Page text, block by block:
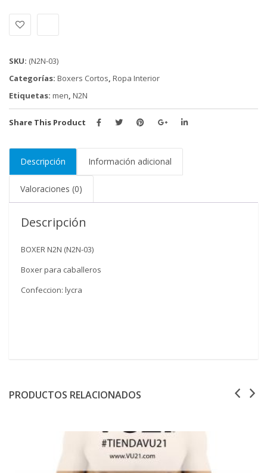
03)
cantidad
SKU: (N2N-03)
Categorías: Boxers Cortos, Ropa Interior
Etiquetas: men, N2N
Share This Product
Descripción Información adicional
Valoraciones (0)
Descripción
BOXER N2N (N2N-03)
Boxer para caballeros
Confeccion: lycra
PRODUCTOS RELACIONADOS